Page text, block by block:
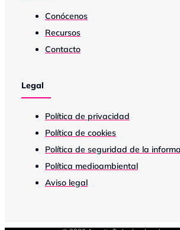
Conócenos
Recursos
Contacto
Legal
Política de privacidad
Política de cookies
Política de seguridad de la
Política medioambiental
Aviso legal